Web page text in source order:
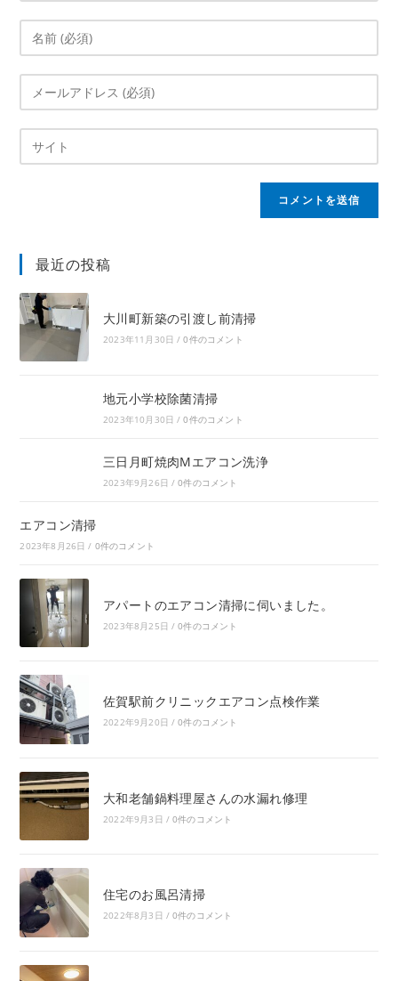
最近の投稿
大川町新築の引渡し前清掃
2023年11月30日 / 0件のコメント
地元小学校除菌清掃
2023年10月30日 / 0件のコメント
三日月町焼肉Mエアコン洗浄
2023年9月26日 / 0件のコメント
エアコン清掃
2023年8月26日 / 0件のコメント
アパートのエアコン清掃に伺いました。
2023年8月25日 / 0件のコメント
佐賀駅前クリニックエアコン点検作業
2022年9月20日 / 0件のコメント
大和老舗鍋料理屋さんの水漏れ修理
2022年9月3日 / 0件のコメント
住宅のお風呂清掃
2022年8月3日 / 0件のコメント